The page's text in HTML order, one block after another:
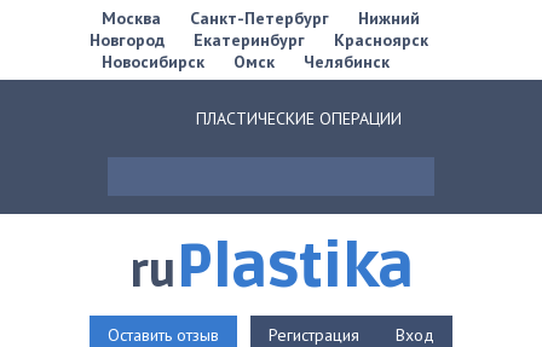
Москва Санкт-Петербург
Нижний
Новгород
Екатеринбург
Красноярск
Новосибирск
Омск Челябинск
ПЛАСТИЧЕСКИЕ ОПЕРАЦИИ
ruPlastika
Оставить отзыв Регистрация Вход